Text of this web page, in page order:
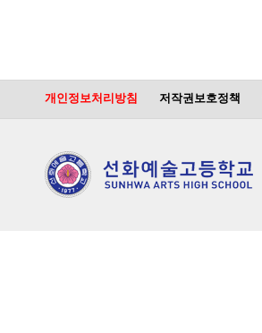
개인정보처리방침 저작권보호정책